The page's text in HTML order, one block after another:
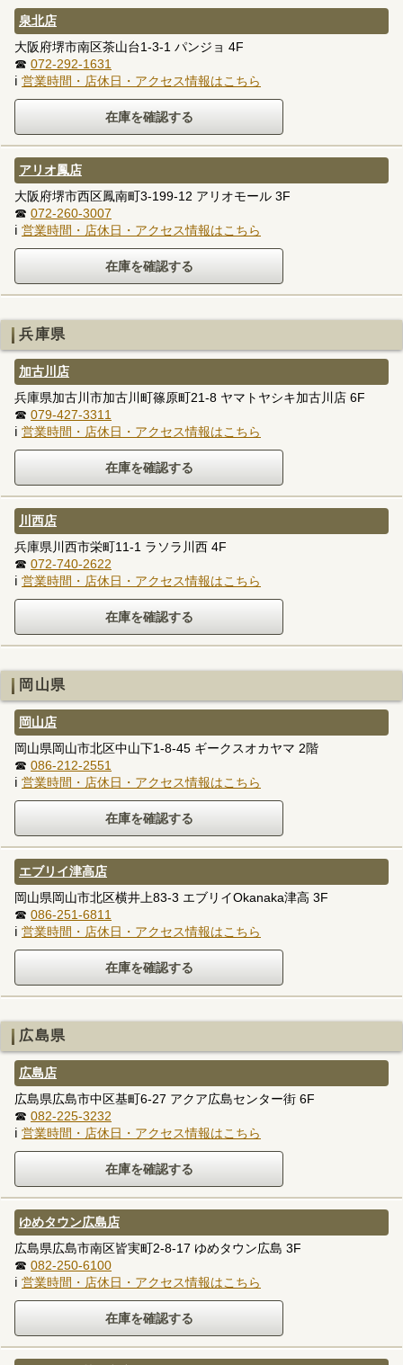
泉北店
大阪府堺市南区茶山台1-3-1 パンジョ 4F
☎ 072-292-1631
ℹ 営業時間・店休日・アクセス情報はこちら
アリオ鳳店
大阪府堺市西区鳳南町3-199-12 アリオモール 3F
☎ 072-260-3007
ℹ 営業時間・店休日・アクセス情報はこちら
兵庫県
加古川店
兵庫県加古川市加古川町篠原町21-8 ヤマトヤシキ加古川店 6F
☎ 079-427-3311
ℹ 営業時間・店休日・アクセス情報はこちら
川西店
兵庫県川西市栄町11-1 ラソラ川西 4F
☎ 072-740-2622
ℹ 営業時間・店休日・アクセス情報はこちら
岡山県
岡山店
岡山県岡山市北区中山下1-8-45 ギークスオカヤマ 2階
☎ 086-212-2551
ℹ 営業時間・店休日・アクセス情報はこちら
エブリイ津高店
岡山県岡山市北区横井上83-3 エブリイOkanaka津高 3F
☎ 086-251-6811
ℹ 営業時間・店休日・アクセス情報はこちら
広島県
広島店
広島県広島市中区基町6-27 アクア広島センター街 6F
☎ 082-225-3232
ℹ 営業時間・店休日・アクセス情報はこちら
ゆめタウン広島店
広島県広島市南区皆実町2-8-17 ゆめタウン広島 3F
☎ 082-250-6100
ℹ 営業時間・店休日・アクセス情報はこちら